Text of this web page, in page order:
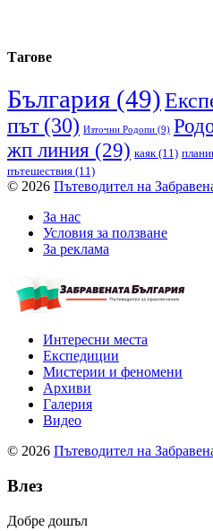
Тагове
България (49)
път(30) Източни Родопи (9)
жп линия (29) каяк(11)
пътешествия (11)
© 2026 Пътеводител на
За нас
Условия за ползване
За реклама
Интересни места
Експедиции
Мистерии и феномени
Архиви
Галерия
Видео
© 2026 Пътеводител на
Влез
Добре дошъл